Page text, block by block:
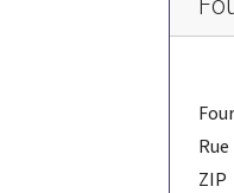
Rue
ZIP